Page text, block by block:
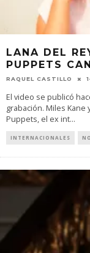
LANA DEL
PUPPETS
RAQUEL CASTILLO
El video se publicó
grabación. Miles
Puppets, el ex int...
INTERNACIONALES